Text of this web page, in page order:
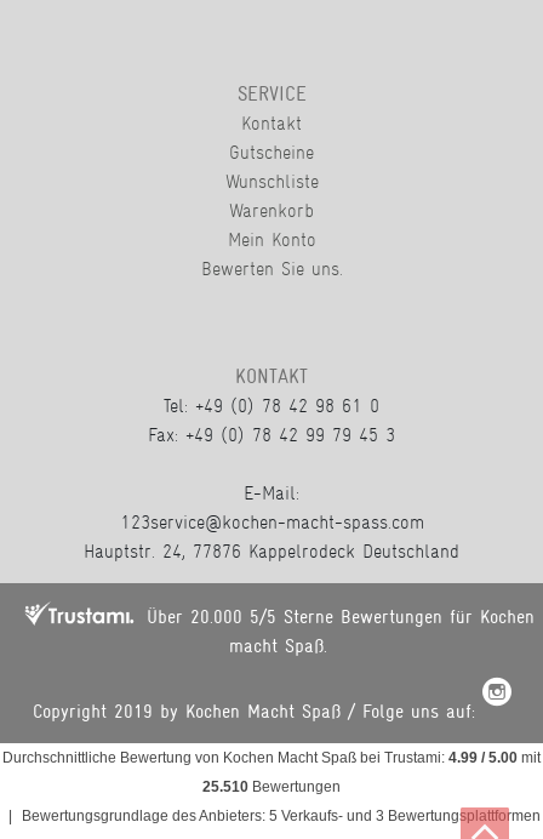
SERVICE
Kontakt
Gutscheine
Wunschliste
Warenkorb
Mein Konto
Bewerten Sie uns.
KONTAKT
Tel: +49 (0) 78 42 98 61 0
Fax: +49 (0) 78 42 99 79 45 3
E-Mail:
123service@kochen-macht-spass.com
Hauptstr. 24, 77876 Kappelrodeck Deutschland
Über 20.000 5/5 Sterne Bewertungen für Kochen
macht Spaß.
Copyright 2019 by Kochen Macht Spaß / Folge uns auf:
Durchschnittliche Bewertung von Kochen Macht Spaß bei Trustami: 4.99 / 5.00 mit
25.510 Bewertungen
Bewertungsgrundlage des Anbieters: 5 Verkaufs- und 3 Bewertungsplattformen